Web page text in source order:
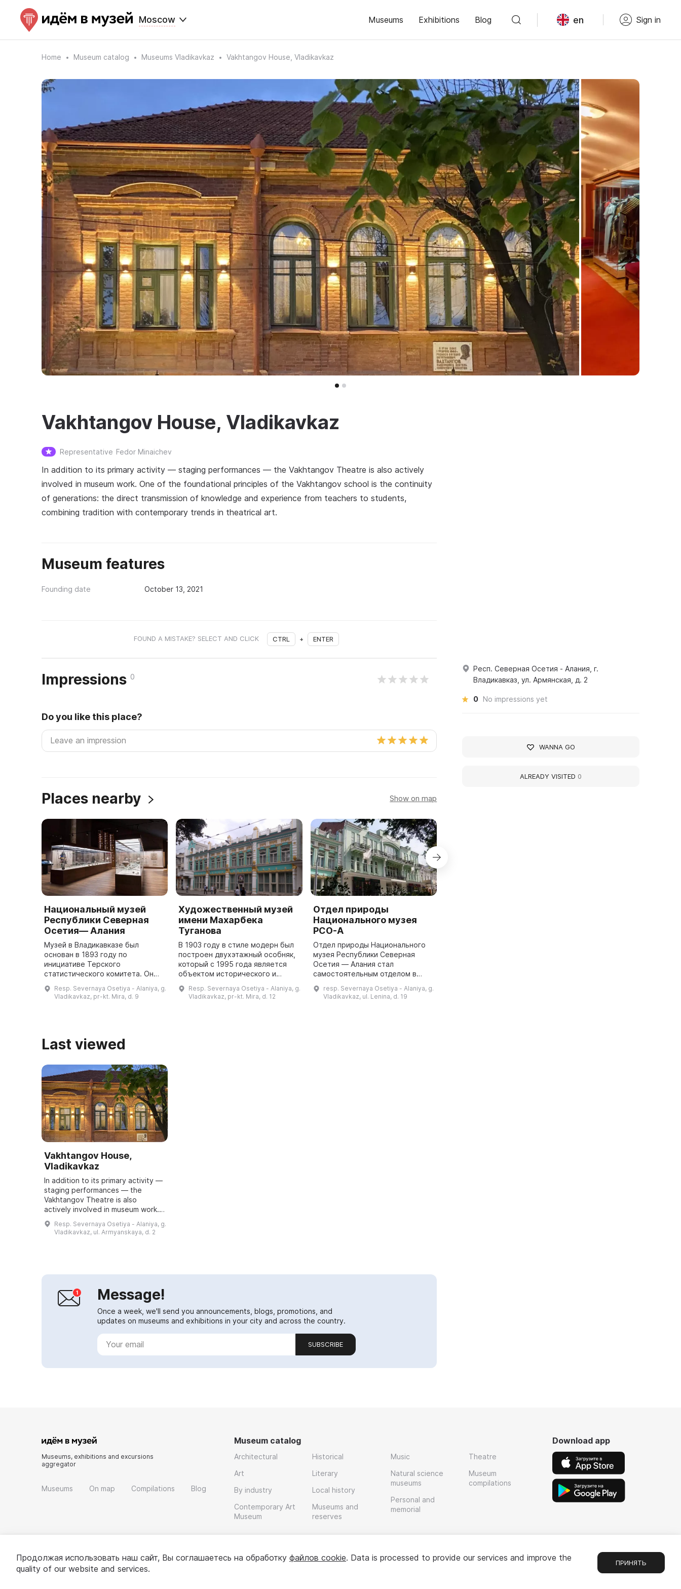
Moscow Museums Exhibitions Blog en Sign in
Home Museum catalog Museums Vladikavkaz Vakhtangov House, Vladikavkaz
Vakhtangov House, Vladikavkaz
Representative Fedor Minaichev
In addition to its primary activity — staging performances — the Vakhtangov Theatre is also actively
involved in museum work. One of the foundational principles of the Vakhtangov school is the continuity
of generations: the direct transmission of knowledge and experience from teachers to students,
combining tradition with contemporary trends in theatrical art.
Museum features
Founding date October 13, 2021
FOUND A MISTAKE? SELECT AND CLICK CTRL + ENTER
Impressions 0
Do you like this place?
Places nearby Show on map
Национальный музей
Республики Северная
Осетия— Алания
Музей в Владикавказе был
основан в 1893 году по
инициативе Терского
статистического комитета. Он
интереса к археологии,
вызванной обнаружением
Resp. Severnaya Osetiya - Alaniya, g.
Vladikavkaz, pr-kt. Mira, d. 9
Художественный музей
имени Махарбека
Туганова
В 1903 году в стиле модерн был
построен двухэтажный особняк,
который с 1995 года является
объектом исторического и
федерального значения. Он стал
музеем и завоевал славу
Resp. Severnaya Osetiya - Alaniya, g.
Vladikavkaz, pr-kt. Mira, d. 12
Отдел природы
Национального музея
РСО-А
Отдел природы Национального
музея Республики Северная
Осетия — Алания стал
самостоятельным отделом в
выделена площадь в здании
краеведческого музея.
resp. Severnaya Osetiya - Alaniya, g.
Vladikavkaz, ul. Lenina, d. 19
Last viewed
Vakhtangov House,
Vladikavkaz
In addition to its primary activity —
staging performances — the
Vakhtangov Theatre is also
actively involved in museum work.
One of the foundational principles
of the Vakhtangov school is the
Resp. Severnaya Osetiya - Alaniya, g.
Vladikavkaz, ul. Armyanskaya, d. 2
Message!
Once a week, we'll send you announcements, blogs, promotions, and
updates on museums and exhibitions in your city and across the country.
SUBSCRIBE
Респ. Северная Осетия - Алания, г.
Владикавказ, ул. Армянская, д. 2
0 No impressions yet
WANNA GO
ALREADY VISITED 0
Museums, exhibitions and excursions
aggregator
Museums On map Compilations Blog
Museum catalog
Architectural
Art
By industry
Contemporary Art
Museum
Historical
Literary
Local history
Museums and
reserves
Music
Natural science
museums
Personal and
memorial
Theatre
Museum
compilations
Download app
Продолжая использовать наш сайт, Вы соглашаетесь на обработку файлов cookie. Data is processed to provide our services and improve the
quality of our website and services.
ПРИНЯТЬ